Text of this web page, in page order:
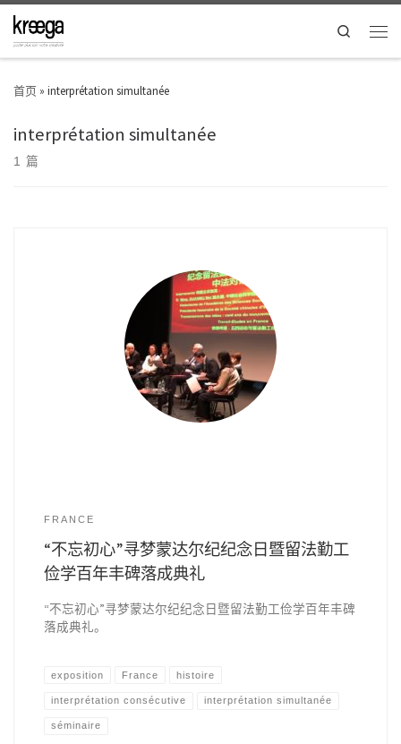
Search
首页 » interprétation simultanée
interprétation simultanée
1 篇
FRANCE
“不忘初心”寻梦蒙达尔纪纪念日暨留法勤工
俭学百年丰碑落成典礼
“不忘初心”寻梦蒙达尔纪纪念日暨留法勤工俭学百年丰碑
落成典礼。
exposition France histoire
interprétation consécutive interprétation simultanée
séminaire